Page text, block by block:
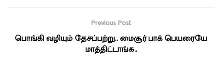
Previous Post
பொங்கி வழியும் தேசப்பற்று.. மைசூர் பாக் பெயரையே
மாத்திட்டாங்க..